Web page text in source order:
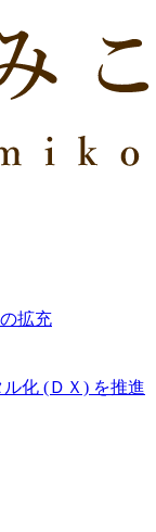
拡充
ル化 (ＤＸ) を推進